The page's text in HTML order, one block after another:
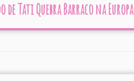
de Tati Quebra Barraco na Europa